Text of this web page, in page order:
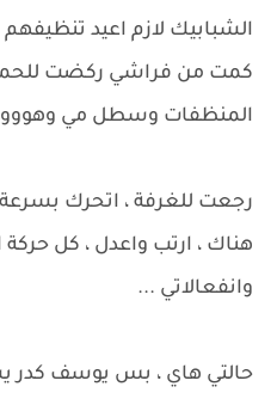
الشبابيك لازم اعيد تنظيفهم
كمت من فراشي ركضت
المنظفات وسطل مي
رجعت للغرفة ، اتحرك
هناك ، ارتب واعدل ، كل
وانفعالاتي ...
حالتي هاي ، بس يوسف كدر